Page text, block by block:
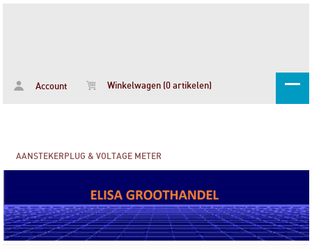
Account Winkelwagen (0 artikelen)
AANSTEKERPLUG & VOLTAGE METER